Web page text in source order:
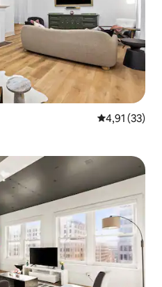
4,91 de uma
4,91 (33)